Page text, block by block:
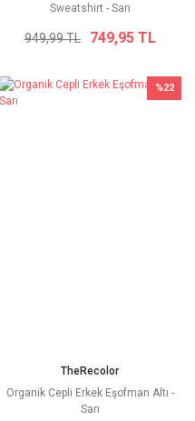
Sweatshirt - Sarı
949,99 TL 749,95 TL
%22
TheRecolor
Organik Cepli Erkek Eşofman Altı -
Sarı